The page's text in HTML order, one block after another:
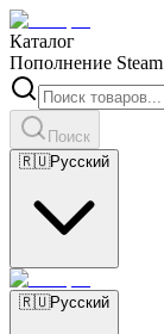
Каталог
Пополнение Steam
Поиск
🇷🇺Русский
🇷🇺Русский